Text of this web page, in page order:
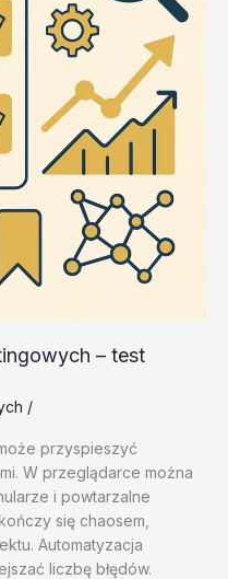
– test
/
przyspieszyć
W przeglądarce można
i powtarzalne
się chaosem,
Automatyzacja
liczbę błędów.